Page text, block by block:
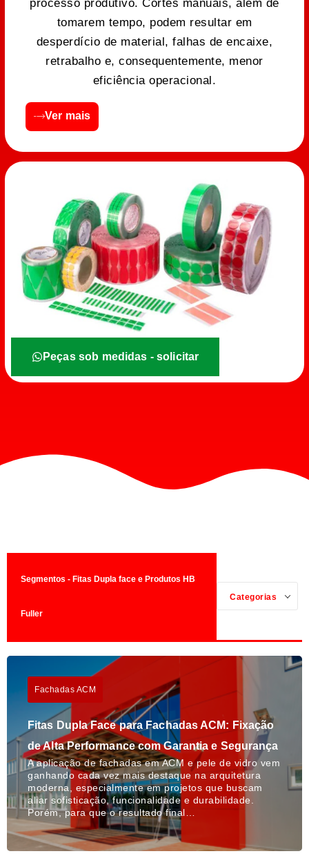
processo produtivo. Cortes manuais, além de
tomarem tempo, podem resultar em
desperdício de material, falhas de encaixe,
retrabalho e, consequentemente, menor
eficiência operacional.
Ver mais
Peças sob medidas - solicitar
Segmentos - Fitas Dupla face e Produtos HB
Fuller
Categorias
Fachadas ACM
Fitas Dupla Face para Fachadas ACM: Fixação
de Alta Performance com Garantia e Segurança
A aplicação de fachadas em ACM e pele de vidro vem
ganhando cada vez mais destaque na arquitetura
moderna, especialmente em projetos que buscam
aliar sofisticação, funcionalidade e durabilidade.
Porém, para que o resultado final…